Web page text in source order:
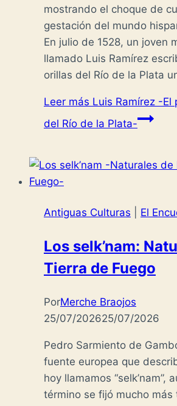
mostrando el choque de
gestación del mundo
En julio de 1528, un joven
llamado Luis Ramírez
orillas del Río de la Plata
Leer más Luis Ramírez -El
del Río de la Plata-
Antiguas Culturas El
Los selk’nam:
Tierra de Fuego
PorMerche Braojos
25/07/202625/07/2026
Pedro Sarmiento de
fuente europea que
hoy llamamos “selk’nam”,
término se fijó mucho más